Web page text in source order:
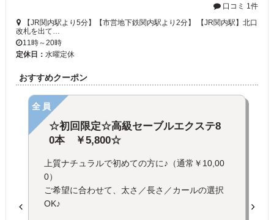
口コミ 1件
【JR関内駅より5分】【市営地下鉄関内駅より2分】 【JR関内駅】北口
改札を出て…
11時～20時
定休日： 水曜定休
おすすめクーポン
全員
☆初回限定☆高級セーブルエクステ8
0本 ￥5,800☆
上質ナチュラルで初めての方に♪（通常￥10,00
0）
ご希望に合わせて、太さ／長さ／カールの選択
OK♪